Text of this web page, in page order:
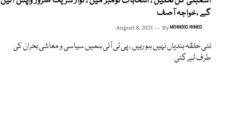
گے ،خواجہ آصف
August 8, 2023 ByMEHMOOD AHMED
نئی حلقہ بندیاں نہیں ہو رہیں ، پی ٹی آئی ہمیں سیاسی و معاشی بحران کی
طرف لے گئی